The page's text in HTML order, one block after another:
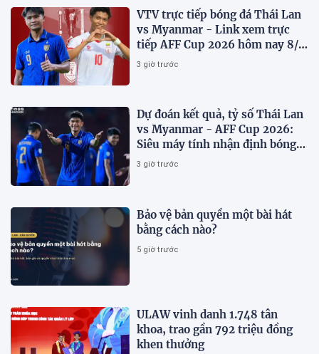
VTV trực tiếp bóng đá Thái Lan
vs Myanmar - Link xem trực
tiếp AFF Cup 2026 hôm nay 8/8
trên VTV6
3 giờ trước
Dự đoán kết quả, tỷ số Thái Lan
vs Myanmar - AFF Cup 2026:
Siêu máy tính nhận định bóng
đá hôm nay 8/8
3 giờ trước
Bảo vệ bản quyền một bài hát
bằng cách nào?
5 giờ trước
ULAW vinh danh 1.748 tân
khoa, trao gần 792 triệu đồng
khen thưởng